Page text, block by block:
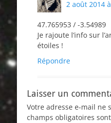
2 août 2014
47.765953 / -3.54989
Je rajoute l’info sur
étoiles !
Répondre
Laisser un
Votre adresse e-mail ne
champs obligatoires